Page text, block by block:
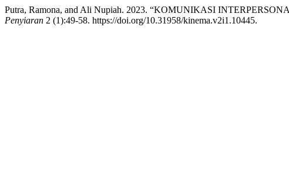
Putra, Ramona, and Ali Nupiah. 2023. “KOMUNIKASI
Penyiaran 2 (1):49-58. https://doi.org/10.31958/kinema.v2i1.10445.